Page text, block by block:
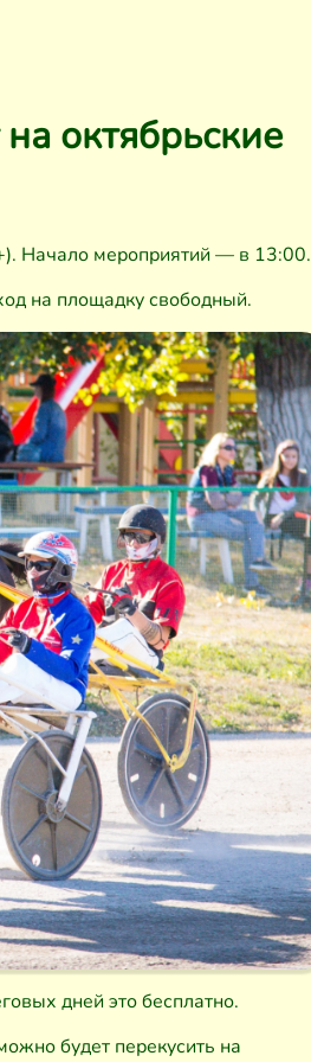
октябрьские
Начало мероприятий — в 13:00.
на площадку свободный.
дней это бесплатно.
будет перекусить на